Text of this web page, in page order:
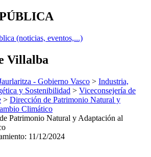
(noticias, eventos,...)
Villalba
- Gobierno Vasco > Industria,
y Sostenibilidad > Viceconsejería de
> Dirección de Patrimonio Natural y
Climático
Patrimonio Natural y Adaptación al
: 11/12/2024